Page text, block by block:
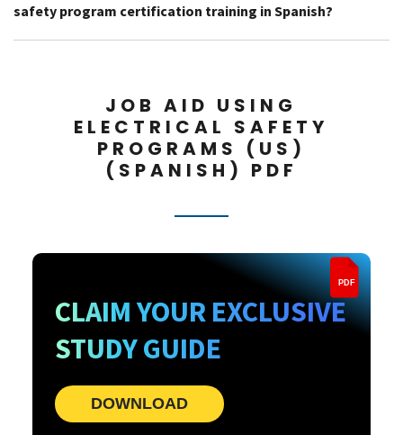
safety program certification training in Spanish?
JOB AID USING
ELECTRICAL SAFETY
PROGRAMS (US)
(SPANISH) PDF
PDF
CLAIM YOUR EXCLUSIVE
STUDY GUIDE
DOWNLOAD